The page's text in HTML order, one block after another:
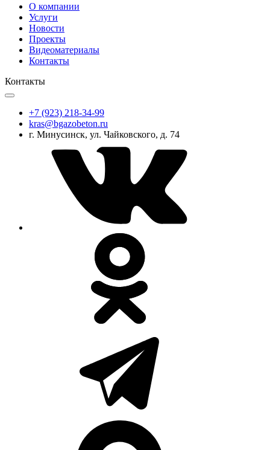
О компании
Услуги
Новости
Проекты
Видеоматериалы
Контакты
Контакты
+7 (923) 218-34-99
kras@bgazobeton.ru
г. Минусинск, ул. Чайковского, д. 74